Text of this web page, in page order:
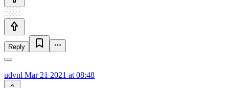
Reply
udvnl Mar 21 2021 at 08:48